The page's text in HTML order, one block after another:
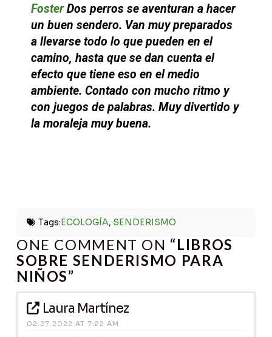
FosterDos perros se aventuran a hacer
un buen sendero. Van muy preparados
a llevarse todo lo que pueden en el
camino, hasta que se dan cuenta el
efecto que tiene eso en el medio
ambiente. Contado con mucho ritmo y
con juegos de palabras. Muy divertido y
la moraleja muy buena.
Tags:ECOLOGÍA, SENDERISMO
ONE COMMENT ON “LIBROS
SOBRE SENDERISMO PARA
NIÑOS”
Laura Martínez
02.27.2022 AT 7:22 AM